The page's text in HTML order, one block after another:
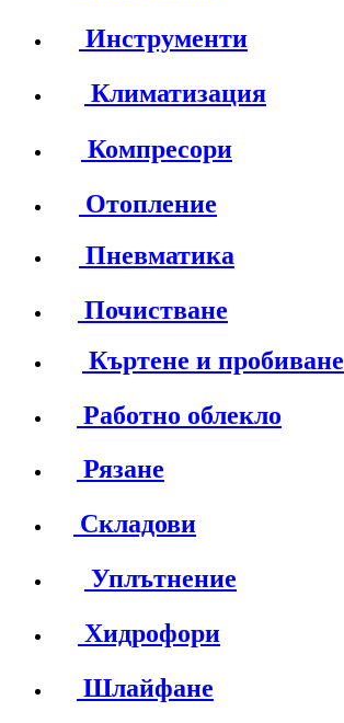
Инструменти
Климатизация
Компресори
Отопление
Пневматика
Почистване
Къртене и пробиване
Работно облекло
Рязане
Складови
Уплътнение
Хидрофори
Шлайфане